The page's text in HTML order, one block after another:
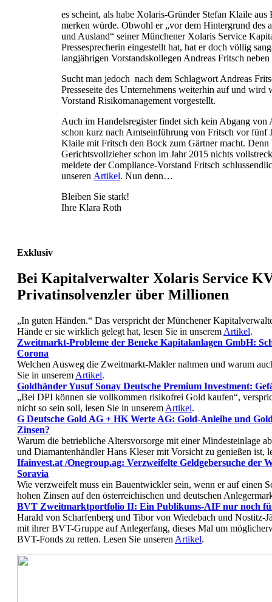
es scheint, als habe Xolaris-Gründer Stefan Klaile aus
merken würde. Obwohl er „vor dem Hintergrund des
und Ausland“ seiner Münchener Xolaris Service
Pressesprecherin eingestellt hat, hat er doch völlig
langjährigen Vorstandskollegen Andreas Fritsch
Sucht man jedoch nach dem Schlagwort Andreas
Presseseite des Unternehmens weiterhin auf und wird
Vorstand Risikomanagement vorgestellt.
Auch im Handelsregister findet sich kein Abgang von
schon kurz nach Amtseinführung von Fritsch vor fünf
Klaile mit Fritsch den Bock zum Gärtner macht. Denn
Gerichtsvollzieher schon im Jahr 2015 nichts
meldete der Compliance-Vorstand Fritsch
unseren Artikel. Nun denn…
Bleiben Sie stark!
Ihre Klara Roth
Exklusiv
Bei Kapitalverwalter Xolaris Service
Privatinsolvenzler über Millionen
„In guten Händen.“ Das verspricht der Münchener
Hände er sie wirklich gelegt hat, lesen Sie in unserem Artikel.
Zweitmarkt-Probleme der Beneke Kapitalanlagen GmbH:
Corona
Welchen Ausweg die Zweitmarkt-Makler nahmen und warum
Sie in unserem Artikel.
Goldhänder Yusuf Sonay Deutsche Premium Investment:
„Bei DPI können sie vollkommen risikofrei Gold kaufen“,
nicht so sein soll, lesen Sie in unserem Artikel.
G Deutsche Gold AG + HK Werte AG: Gold-Anleihe und
Zinsen?
Warum die betriebliche Altersvorsorge mit einer Mindesteinlage
und Diamantenhändler Hans Kleser mit Vorsicht zu genießen ist,
Ifainvest.at /Onegroup.ag: Verzweifelte Geldgebersuche
Soravia
Wie verzweifelt muss ein Bauentwickler sein, wenn er auf einen
hohen Zinsen auf den österreichischen und deutschen
BVT Zweitmarktportfolio II: Ein Publikums-AIF nur noch
Harald von Scharfenberg und Tibor von Wiedebach und Nostitz-
mit ihrer BVT-Gruppe auf Anlegerfang, dieses Mal um
BVT-Fonds zu retten. Lesen Sie unseren Artikel.